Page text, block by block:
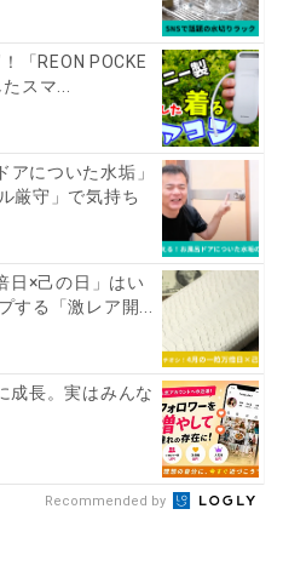
「REON POCKE
スマ...
アについた水垢」
厳守」で気持ち
日×己の日」はい
する「激レア開...
成長。実はみんな
Recommended by